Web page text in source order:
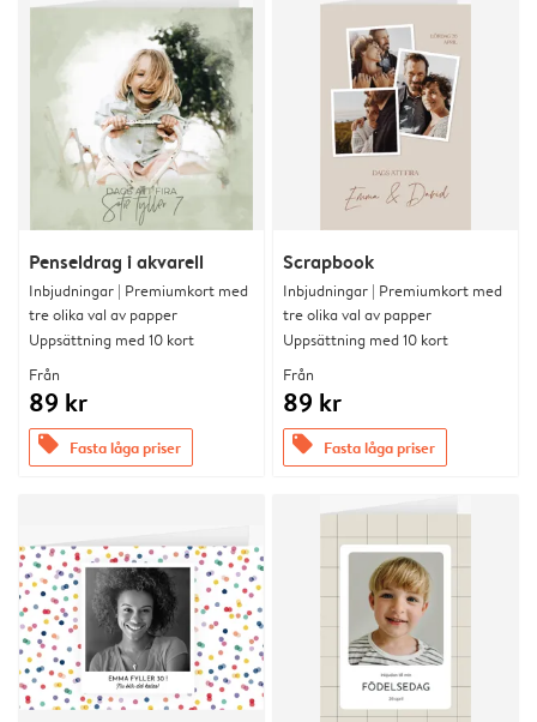
Penseldrag i akvarell
Inbjudningar | Premiumkort med
tre olika val av papper
Uppsättning med 10 kort
Från
89 kr
offers Fasta låga priser
Scrapbook
Inbjudningar | Premiumkort med
tre olika val av papper
Uppsättning med 10 kort
Från
89 kr
offers Fasta låga priser